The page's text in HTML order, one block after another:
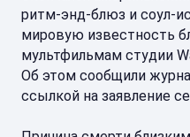
ритм-энд-блюз и соул-
мировую известность
мультфильмам студии
Об этом сообщили
ссылкой на заявление